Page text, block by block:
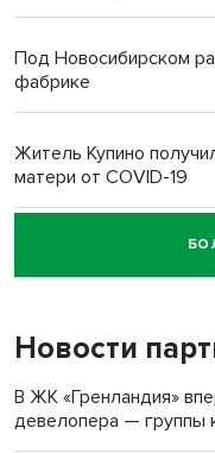
Под Новосибирском
фабрике
Житель Купино
матери от COVID-19
Новосибирский суд
пенсионерки на
«Мы живём на
терроризируют жителей
Инвалид получил
Новости
В ЖК «Гренландия»
девелопера — группы